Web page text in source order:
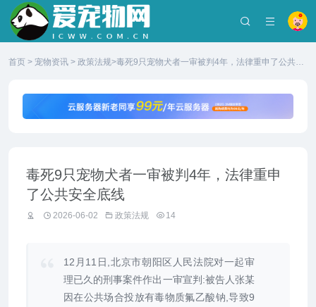
首页 > 宠物资讯 > 政策法规>毒死9只宠物犬者一审被判4年，法律重申了公共安
毒死9只宠物犬者一审被判4年，法律重申
了公共安全底线
2026-06-02 政策法规 14
12月11日,北京市朝阳区人民法院对一起审
理已久的刑事案件作出一审宣判:被告人张某
因在公共场合投放有毒物质氟乙酸钠,导致9